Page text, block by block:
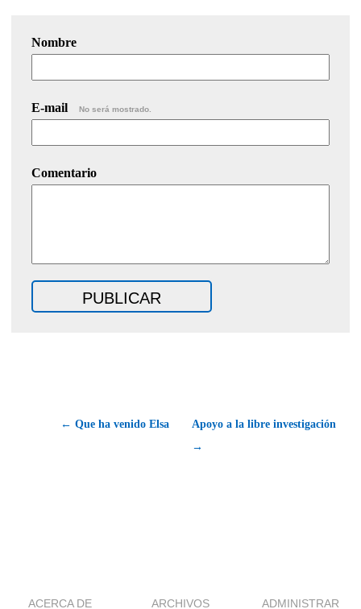
Nombre
E-mail No será mostrado.
Comentario
← Que ha venido Elsa
Apoyo a la libre investigación
→
ACERCA DE ARCHIVOS ADMINISTRAR